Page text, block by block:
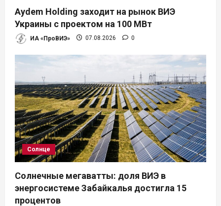
Aydem Holding заходит на рынок ВИЭ
Украины с проектом на 100 МВт
ИА «ПроВИЭ» 07.08.2026 0
Солнце
Солнечные мегаватты: доля ВИЭ в
энергосистеме Забайкалья достигла 15
процентов